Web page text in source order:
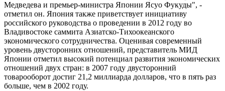
Медведева и премьер-министра Японии Ясуо Фукуды", -
отметил он. Япония также приветствует инициативу
российского руководства о проведении в 2012 году во
Владивостоке саммита Азиатско-Тихоокеанского
экономического сотрудничества. Оценивая современный
уровень двусторонних отношений, представитель МИД
Японии отметил высокий потенциал развития экономических
отношений двух стран: в 2007 году двусторонний
товарооборот достиг 21,2 миллиарда долларов, что в пять раз
больше, чем в 2002 году.